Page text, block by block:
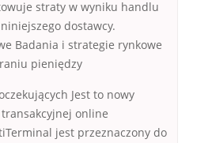
straty w wyniku handlu
dostawcy.
Badania i strategie rynkowe
pieniędzy
Jest to nowy
online
jest przeznaczony do